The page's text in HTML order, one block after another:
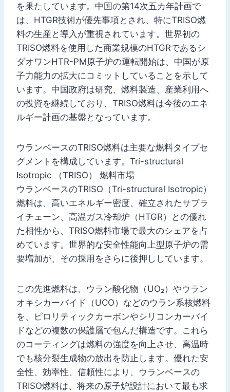
を果たしています。中国の第14次五カ年計画で
は、HTGR技術が優先事項とされ、特にTRISO燃
料の生産と導入が重視されています。世界初の
TRISO燃料を使用した商業規模のHTGRであるシ
ダオワンHTR-PM原子炉の運転開始は、中国が原
子力能力の拡大にコミットしていることを示して
います。中国政府は研究、燃料製造、産業利用へ
の投資を継続しており、TRISO燃料は今後のエネ
ルギー計画の基盤となっています。
ウランベースのTRISO燃料は主要な燃料タイプセ
グメントを構成しています。Tri-structural
Isotropic （TRISO） 燃料市場
ウランベースのTRISO（Tri-structural Isotropic）
燃料は、高いエネルギー密度、確立されたサプラ
イチェーン、高温ガス冷却炉（HTGR）との優れ
た相性から、TRISO燃料市場で最大のシェアを占
めています。世界的な安全性能向上型原子炉の需
要増加が、その採用をさらに後押ししています。
この先進燃料は、ウラン酸化物（UO₂）やウラン
オキシカーバイド（UCO）などのウラン系核燃料
を、ピロリティックカーボンやシリコンカーバイ
ドなどの複数の保護層で包んだ構造です。これら
のコーティングは燃料の強度を向上させ、高温時
でも核分裂生成物の放出を防止します。優れた安
全性、効率性、信頼性により、ウランベースの
TRISO燃料は、将来の原子炉設計において最も求